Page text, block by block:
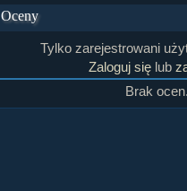
Oceny
Tylko zarejestrowani
Zaloguj się lub
Brak